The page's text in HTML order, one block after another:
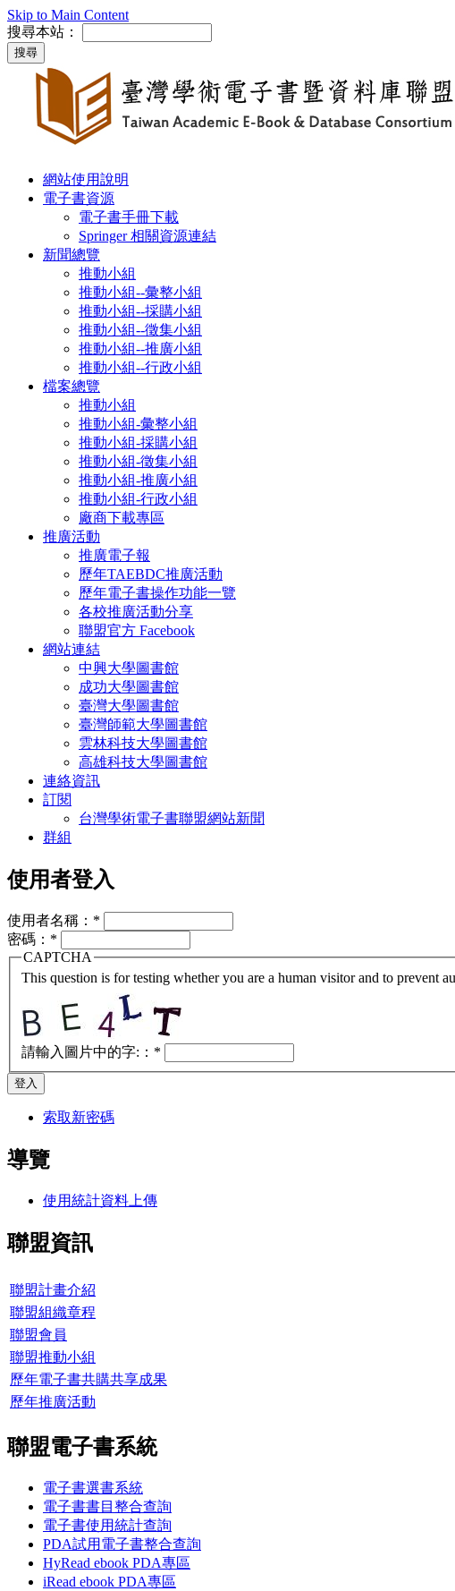
Skip to Main Content
搜尋本站：
網站使用說明
電子書資源
電子書手冊下載
Springer 相關資源連結
新聞總覽
推動小組
推動小組--彙整小組
推動小組--採購小組
推動小組--徵集小組
推動小組--推廣小組
推動小組--行政小組
檔案總覽
推動小組
推動小組-彙整小組
推動小組-採購小組
推動小組-徵集小組
推動小組-推廣小組
推動小組-行政小組
廠商下載專區
推廣活動
推廣電子報
歷年TAEBDC推廣活動
歷年電子書操作功能一覽
各校推廣活動分享
聯盟官方 Facebook
網站連結
中興大學圖書館
成功大學圖書館
臺灣大學圖書館
臺灣師範大學圖書館
雲林科技大學圖書館
高雄科技大學圖書館
連絡資訊
訂閱
台灣學術電子書聯盟網站新聞
群組
使用者登入
使用者名稱： *
密碼： *
CAPTCHA
This question is for testing whether you are a human visitor and to prevent
請輸入圖片中的字:： *
索取新密碼
導覽
使用統計資料上傳
聯盟資訊
聯盟計畫介紹
聯盟組織章程
聯盟會員
聯盟推動小組
歷年電子書共購共享成果
歷年推廣活動
聯盟電子書系統
電子書選書系統
電子書書目整合查詢
電子書使用統計查詢
PDA試用電子書整合查詢
HyRead ebook PDA專區
iRead ebook PDA專區